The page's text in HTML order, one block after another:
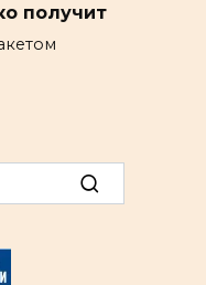
получит